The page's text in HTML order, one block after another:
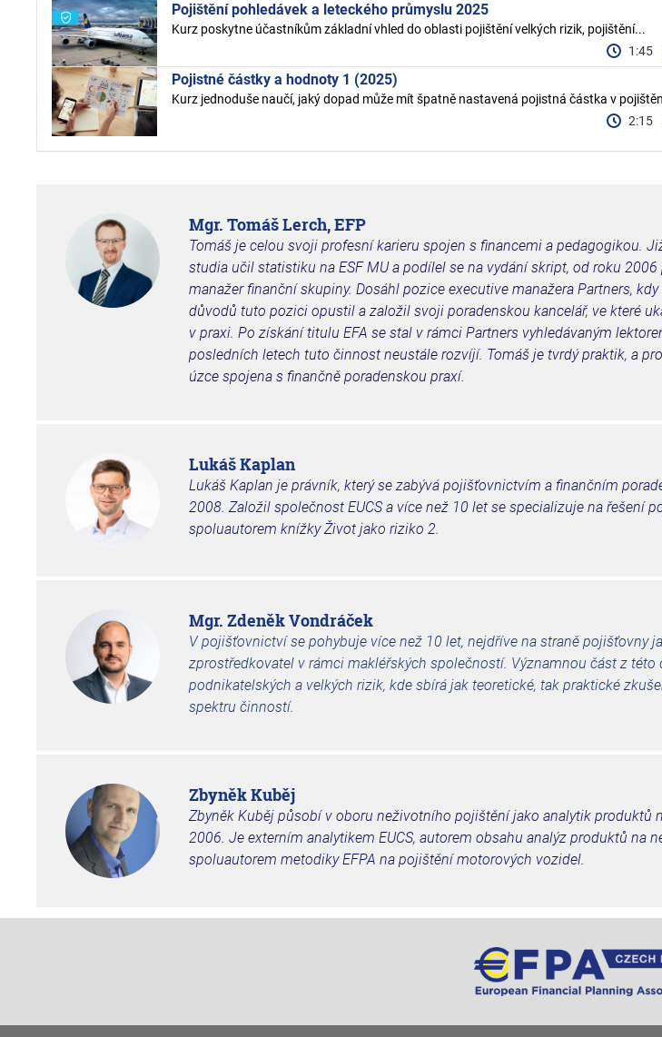
Pojištění pohledávek a leteckého průmyslu 2025
Kurz poskytne účastníkům základní vhled do oblasti pojištění velkých rizik, pojištění...
1:45
Pojistné částky a hodnoty 1 (2025)
Kurz jednoduše naučí, jaký dopad může mít špatně nastavená pojistná částka v
2:15
Mgr. Tomáš Lerch, EFP
Tomáš je celou svoji profesní karieru spojen s financemi a pedagogikou.
studia učil statistiku na ESF MU a podílel se na vydání skript, od roku
manažer finanční skupiny. Dosáhl pozice executive manažera Partners,
důvodů tuto pozici opustil a založil svoji poradenskou kancelář, ve které
v praxi. Po získání titulu EFA se stal v rámci Partners vyhledávaným
posledních letech tuto činnost neustále rozvíjí. Tomáš je tvrdý praktik, a
úzce spojena s finančně poradenskou praxí.
Lukáš Kaplan
Lukáš Kaplan je právník, který se zabývá pojišťovnictvím a finančním
2008. Založil společnost EUCS a více než 10 let se specializuje na řešení
spoluautorem knížky Život jako riziko 2.
Mgr. Zdeněk Vondráček
V pojišťovnictví se pohybuje více než 10 let, nejdříve na straně pojišťovny
zprostředkovatel v rámci makléřských společností. Významnou část z této
podnikatelských a velkých rizik, kde sbírá jak teoretické, tak praktické
spektru činností.
Zbyněk Kuběj
Zbyněk Kuběj působí v oboru neživotního pojištění jako analytik produktů
2006. Je externím analytikem EUCS, autorem obsahu analýz produktů na
spoluautorem metodiky EFPA na pojištění motorových vozidel.